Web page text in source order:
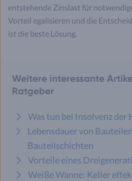
entstehende Zinslast für
Vorteil egalisieren und die
ist die beste Lösung.
Weitere interessante
Ratgeber
Was tun bei Insolvenz der
Lebensdauer von
Bauteilschichten
Vorteile eines
Weiße Wanne: Keller